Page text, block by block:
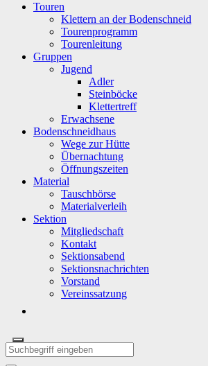
Touren
Klettern an der Bodenschneid
Tourenprogramm
Tourenleitung
Gruppen
Jugend
Adler
Steinböcke
Klettertreff
Erwachsene
Bodenschneidhaus
Wege zur Hütte
Übernachtung
Öffnungszeiten
Material
Tauschbörse
Materialverleih
Sektion
Mitgliedschaft
Kontakt
Sektionsabend
Sektionsnachrichten
Vorstand
Vereinssatzung